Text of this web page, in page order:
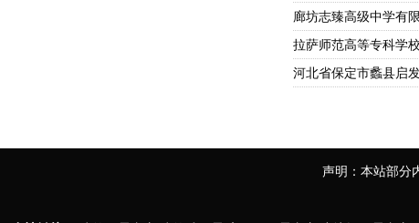
廊坊志臻高级中学有
拉萨师范高等专科学
河北省保定市蠡县启
声明：本站部分